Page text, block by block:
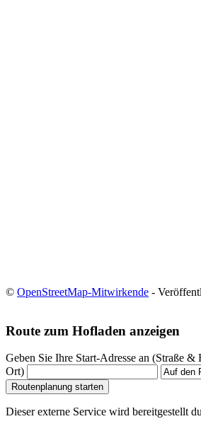
© OpenStreetMap-Mitwirkende -
Route zum Hofladen anzeigen
Geben Sie Ihre Start-Adresse an (Straße
Ort)
Routenplanung starten
Dieser externe Service wird bereitgestellt